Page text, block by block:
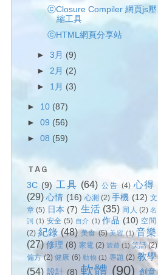
ⓒClosure Compiler 網頁js壓
縮工具
ⓒHTML網頁分享站
►3月 (9)
►2月 (2)
► 1月 (3)
► 10 (87)
► 09 (56)
► 08 (59)
ＴAＧ
3C (9) 工具 (64) 公告 (4) 心得
(29) 心情 (16) 心測 (2) 手機 (12) 文
章 (5) 日本 (7) 生活 (35) 同人 (2) 名
詞 (1) 安全 (5) 自介 (1) 作品 (10) 空間
(2) 紀錄 (48) 美食 (5) 美容 (1) 音樂
(27) 修理 (8) 家電 (2) 旅遊 (1) 笑話 (2)
偏方 (2) 健康 (6) 動物 (1) 專題 (2) 教學
(54) 設計 (8) 軟體 (90) 創意